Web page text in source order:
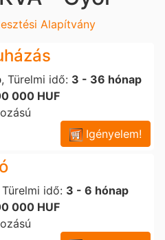
Alapítvány
, Türelmi idő: 3 - 36 hónap
000 HUF
Igényelem!
Türelmi idő: 3 - 6 hónap
000 HUF